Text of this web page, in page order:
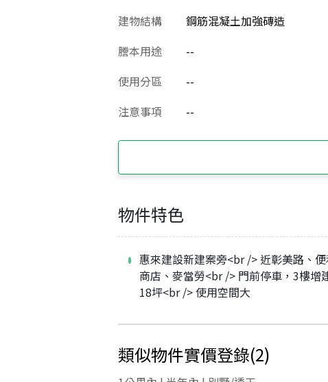
建物結構 鋼筋混凝土加強磚造
謄本用途
--
使用分區
--
注意事項
--
物件特色
惠來建設新建案旁<br /> 近彰美路、
商店、麥當勞<br /> 門前停車，3樓增
18坪<br /> 使用空間大
類似物件實價登錄(2)